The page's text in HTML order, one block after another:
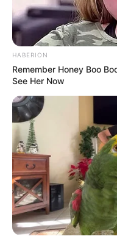
HABERION
Remember Honey Boo
See Her Now